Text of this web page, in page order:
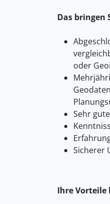
Das bringen
oder
Sehr
Sicherer
Ihre Vorteile